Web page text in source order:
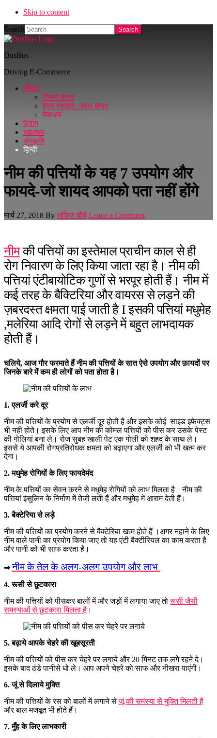
Skip to content
Search
DusBus
Driving E-Commerce
सौंदर्य
स्किन केयर
हेयर स्टाइल / हेयर केयर
मेकअप
फैशन
स्वास्थ्य
संस्कृति
हिन्दी
नीम की पत्तियों के यह 7 उपयोग और
फायदे-जो शायद आपको पता नहीं होंगे
मार्च 27, 2018 By अंकित चौबे Leave a Comment
नीमकी पत्तियों का इस्तेमाल प्राचीन काल से ही
रोग निवारण के लिए किया जाता रहा है। नीम की
पत्तियां एंटीबायोटिक गुणों से भरपूर होती हैं। नीम में
कई तरह के बैक्टिरिया और वायरस से लड़ने की
ज़बरदस्त क्षमता पाई जाती है I इसकी पत्तियां मधुमेह
,मलेरिया आदि रोगों से लड़ने में बहुत लाभदायक
होती हैं।
चलिये, आज गौर फरमाते हैं नीम की पत्तियों के सात ऐसे उपयोग और फ़ायदों पर
जिनके बारे में कम ही लोगों को पता होता है।
1. एलर्जी करे दूर
नीम की पत्तियों के प्रयोग से एलर्जी दूर होती है और इसके कोई साइड इफेक्ट्स
भी नही होते। इसके लिए आप नीम की कोमल पत्तियों को पीस कर उसके पेस्ट
की गोलियां बना ले। रोज सुबह खाली पेट एक गोली को शहद के साथ ले।
इससे ये आपकी रोगप्रतिरोधक क्षमता को बढ़ाएगा और एलर्जी को भी खत्म कर
देगा।
2. मधुमेह रोगियों के लिए फायदेमंद
नीम के पत्तियों का सेवन करने से मधुमेह रोगियों को लाभ मिलता है। नीम की
पत्तियां इंसुलिन के निर्माण में तेजी लती हैं और मधुमेह में आराम देती हैं।
3. बैक्टेरिया से लड़े
नीम की पत्तियों का प्रयोग करने से बैक्टेरिया खत्म होते हैं ।अगर नहाने के लिए
नीम वाले पानी का प्रयोग किया जाए तो यह एंटी बैक्टीरियल का काम करता है
और पानी को भी साफ करता है।
➡नीम के तेल के अलग-अलग उपयोग और लाभ
4. रूसी से छुटकारा
नीम की पत्तियों को पीसकर बालों में और जड़ों में लगाया जाए तोरूसी जैसी
समस्याओं से छुटकारा मिलता है ।
5. बढ़ाये आपके चेहरे की खूबसूरती
नीम की पत्तियों को पीस कर चेहरे पर लगाये और 20 मिनट तक लगे रहने दे।
इसके बाद ठंडे पानीसे धो ले। आप अपने चेहरे को साफ और नीखरा पाएंगी।
6. जूं से दिलाये मुक्ति
नीम की पत्तियों के रस को बालों में लगाने सेजूं की समस्या से मुक्ति मिलती है
और बाल मजबूत भी होते हैं।
7. मुँह के लिए लाभकारी